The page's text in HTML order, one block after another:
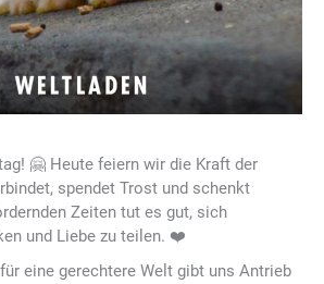
🤗 Heute feiern wir die Kraft der
spendet Trost und schenkt
Zeiten tut es gut, sich
und Liebe zu teilen. ❤️
eine gerechtere Welt gibt uns Antrieb